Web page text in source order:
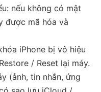
nếu không có mật
được mã hóa và
iPhone bị vô hiệu
/ Reset lại máy.
(ảnh, tin nhắn, ứng